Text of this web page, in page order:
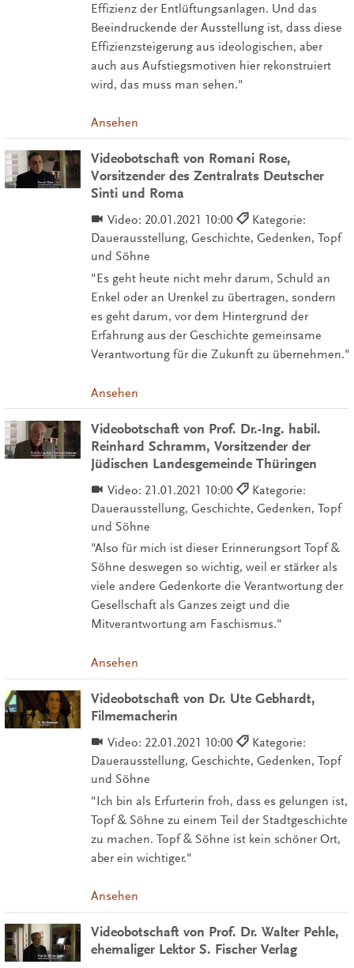
Effizienz der Entlüftungsanlagen. Und das
Beeindruckende der Ausstellung ist, dass diese
Effizienzsteigerung aus ideologischen, aber
auch aus Aufstiegsmotiven hier rekonstruiert
wird, das muss man sehen."
Ansehen
Videobotschaft von Romani Rose,
Vorsitzender des Zentralrats Deutscher
Sinti und Roma
Video: 20.01.2021 10:00
Kategorie:
Dauerausstellung, Geschichte, Gedenken, Topf
und Söhne
"Es geht heute nicht mehr darum, Schuld an
Enkel oder an Urenkel zu übertragen, sondern
es geht darum, vor dem Hintergrund der
Erfahrung aus der Geschichte gemeinsame
Verantwortung für die Zukunft zu übernehmen."
Ansehen
Videobotschaft von Prof. Dr.-Ing. habil.
Reinhard Schramm, Vorsitzender der
Jüdischen Landesgemeinde Thüringen
Video: 21.01.2021 10:00
Kategorie:
Dauerausstellung, Geschichte, Gedenken, Topf
und Söhne
"Also für mich ist dieser Erinnerungsort Topf &
Söhne deswegen so wichtig, weil er stärker als
viele andere Gedenkorte die Verantwortung der
Gesellschaft als Ganzes zeigt und die
Mitverantwortung am Faschismus."
Ansehen
Videobotschaft von Dr. Ute Gebhardt,
Filmemacherin
Video: 22.01.2021 10:00
Kategorie:
Dauerausstellung, Geschichte, Gedenken, Topf
und Söhne
"Ich bin als Erfurterin froh, dass es gelungen ist,
Topf & Söhne zu einem Teil der Stadtgeschichte
zu machen. Topf & Söhne ist kein schöner Ort,
aber ein wichtiger."
Ansehen
Videobotschaft von Prof. Dr. Walter Pehle,
ehemaliger Lektor S. Fischer Verlag